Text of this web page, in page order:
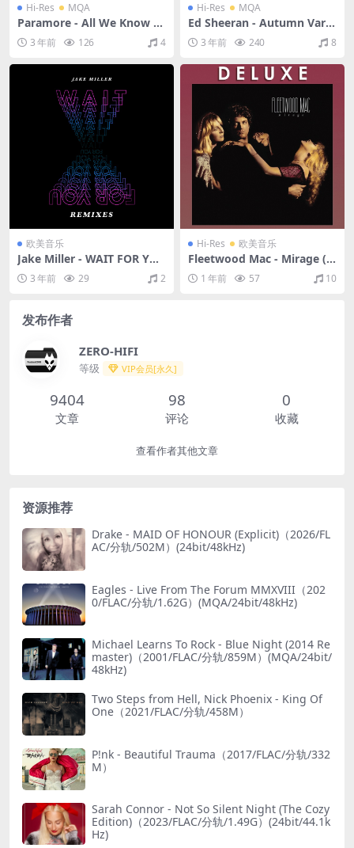
Hi-Res MQA
Paramore - All We Know Is
Falling (Deluxe Edition)（2
005/FLAC/分轨/517M）(MQ
A/24bit/44.1kHz)
3 年前 126 4
Hi-Res MQA
Ed Sheeran - Autumn Varia
tions（2023/FLAC/分轨/588
M）(MQA/24bit/48kHz)
3 年前 240 8
欧美音乐
Jake Miller - WAIT FOR YO
U (THE REMIXES)（2019/FL
AC/EP分轨/57M）
3 年前 29 2
Hi-Res 欧美音乐
Fleetwood Mac - Mirage (D
eluxe Edition)（1982/FLAC/
分轨/4.12G）(24bit/96kHz)
1 年前 57 10
发布作者
ZERO-HIFI
等级 VIP会员[永久]
9404
文章
98
评论
0
收藏
查看作者其他文章
资源推荐
Drake - MAID OF HONOUR (Explicit)（2026/FL
AC/分轨/502M）(24bit/48kHz)
Eagles - Live From The Forum MMXVIII（202
0/FLAC/分轨/1.62G）(MQA/24bit/48kHz)
Michael Learns To Rock - Blue Night (2014 Re
master)（2001/FLAC/分轨/859M）(MQA/24bit/
48kHz)
Two Steps from Hell, Nick Phoenix - King Of
One（2021/FLAC/分轨/458M）
P!nk - Beautiful Trauma（2017/FLAC/分轨/332
M）
Sarah Connor - Not So Silent Night (The Cozy
Edition)（2023/FLAC/分轨/1.49G）(24bit/44.1k
Hz)